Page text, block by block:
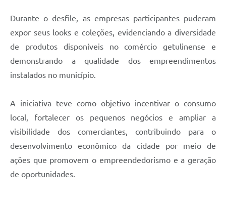
Durante o desfile, as empresas participantes puderam
expor seus looks e coleções, evidenciando a diversidade
de produtos disponíveis no comércio getulinense e
demonstrando a qualidade dos empreendimentos
instalados no município.
A iniciativa teve como objetivo incentivar o consumo
local, fortalecer os pequenos negócios e ampliar a
visibilidade dos comerciantes, contribuindo para o
desenvolvimento econômico da cidade por meio de
ações que promovem o empreendedorismo e a geração
de oportunidades.